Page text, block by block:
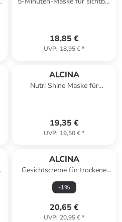
18,85 €
UVP: 18,95 €*
ALCINA
Nutri Shine Maske für
19,35 €
UVP: 19,50 €*
ALCINA
Gesichtscreme für trockene
Haut, 50 ml
-1%
20,65 €
UVP: 20,95 €*